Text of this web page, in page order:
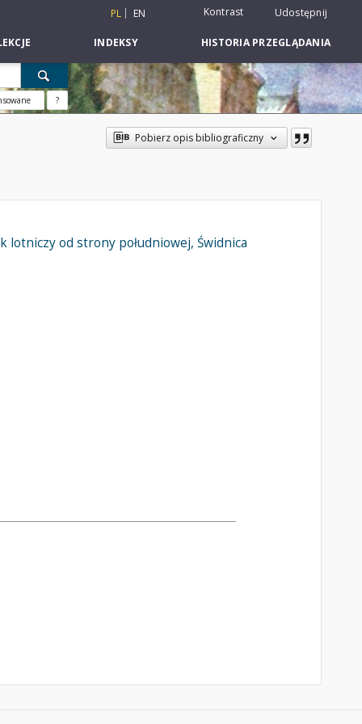
PL EN Kontrast Udostępnij
INDEKSY HISTORIA PRZEGLĄDANIA
?
Pobierz opis bibliograficzny
lotniczy od strony południowej, Świdnica